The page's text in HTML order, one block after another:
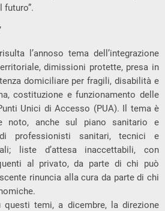
futuro”.
l’annoso tema dell’integrazione
dimissioni protette, presa in
domiciliare per fragili, disabilità e
costituzione e funzionamento delle
Unici di Accesso (PUA). Il tema è
noto, anche sul piano sanitario e
professionisti sanitari, tecnici e
liste d’attesa inaccettabili, con
al privato, da parte di chi può
rinuncia alla cura da parte di chi
questi temi, a dicembre, la direzione